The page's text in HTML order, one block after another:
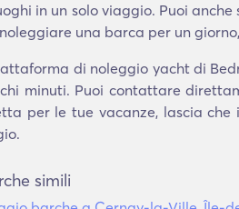
in un solo viaggio. Puoi
una barca per un
di noleggio yacht di
minuti. Puoi contattare
per le tue vacanze, lascia
simili